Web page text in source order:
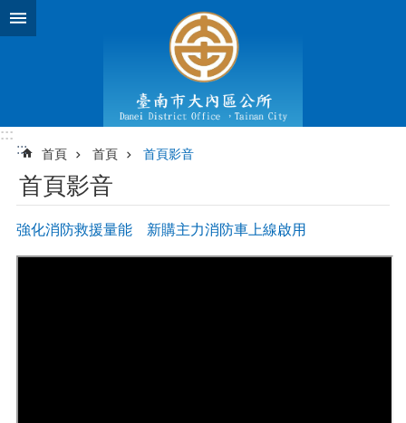
跳到主要內容區塊
:::
:::
首頁 首頁 首頁影音
首頁影音
強化消防救援量能 新購主力消防車上線啟用